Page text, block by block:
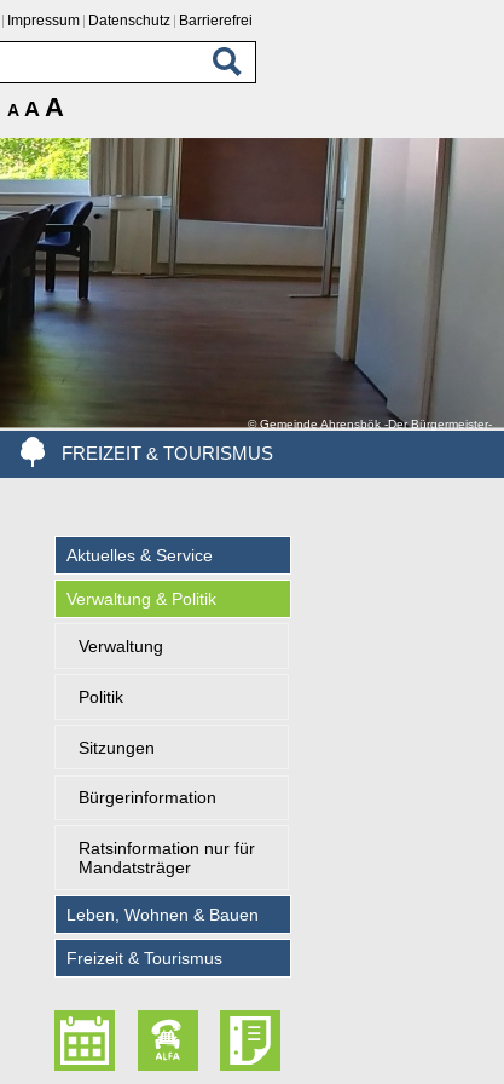
Impressum Datenschutz Barrierefrei
A A A
© Gemeinde Ahrensbök -Der Bürgermeister-
FREIZEIT & TOURISMUS
Aktuelles & Service
Verwaltung & Politik
Verwaltung
Politik
Sitzungen
Bürgerinformation
Ratsinformation nur für
Mandatsträger
Leben, Wohnen & Bauen
Freizeit & Tourismus